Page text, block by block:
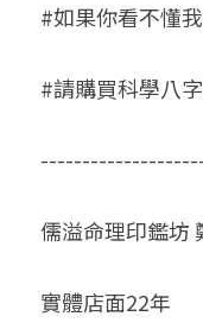
#如果你看不懂
#請購買科學八
儒溢命理印鑑坊
實體店面22年